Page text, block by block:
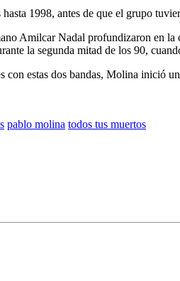
1998, antes de que el grupo
Amilcar Nadal profundizaron en la
la segunda mitad de los 90,
con estas dos bandas, Molina inició
pablo molina todos tus muertos